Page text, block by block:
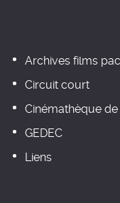
Archives films
Circuit court
Cinémathèque
GEDEC
Liens